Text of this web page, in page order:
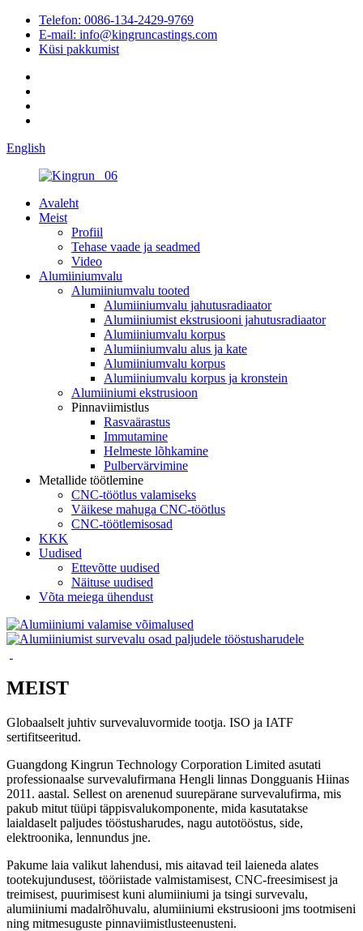
Telefon: 0086-134-2429-9769
E-mail: info@kingruncastings.com
Küsi pakkumist
English
Avaleht
Meist
Profiil
Tehase vaade ja seadmed
Video
Alumiiniumvalu
Alumiiniumvalu tooted
Alumiiniumvalu jahutusradiaator
Alumiiniumist ekstrusiooni jahutusradiaator
Alumiiniumvalu korpus
Alumiiniumvalu alus ja kate
Alumiiniumvalu korpus
Alumiiniumvalu korpus ja kronstein
Alumiiniumi ekstrusioon
Pinnaviimistlus
Rasvaärastus
Immutamine
Helmeste lõhkamine
Pulbervärvimine
Metallide töötlemine
CNC-töötlus valamiseks
Väikese mahuga CNC-töötlus
CNC-töötlemisosad
KKK
Uudised
Ettevõtte uudised
Näituse uudised
Võta meiega ühendust
MEIST
Globaalselt juhtiv survevaluvormide tootja. ISO ja IATF
sertifitseeritud.
Guangdong Kingrun Technology Corporation Limited asutati
professionaalse survevalufirmana Hengli linnas Dongguanis Hiinas
2011. aastal. Sellest on arenenud suurepärane survevalufirma, mis
pakub mitut tüüpi täppisvalukomponente, mida kasutatakse
laialdaselt paljudes tööstusharudes, nagu autotööstus, side,
elektroonika, lennundus jne.
Pakume laia valikut lahendusi, mis aitavad teil laieneda alates
tootekujundusest, tööriistade valmistamisest, CNC-freesimisest ja
treimisest, puurimisest kuni alumiiniumi ja tsingi survevalu,
alumiiniumi madalrõhuvalu, alumiiniumi ekstrusiooni jms tootmiseni
ning mitmesuguste pinnaviimistlusteenusteni.